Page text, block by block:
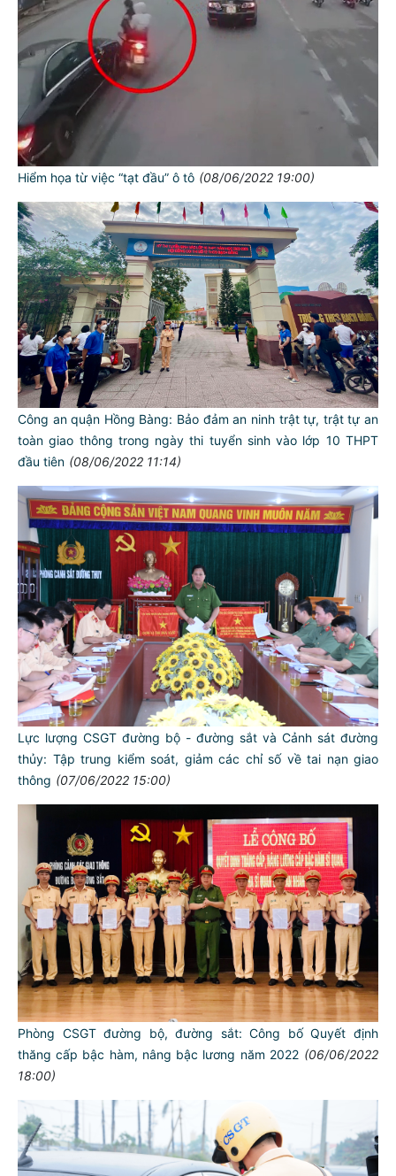
Hiểm họa từ việc “tạt đầu” ô tô (08/06/2022 19:00)
Công an quận Hồng Bàng: Bảo đảm an ninh trật tự, trật tự an
toàn giao thông trong ngày thi tuyển sinh vào lớp 10 THPT
đầu tiên (08/06/2022 11:14)
Lực lượng CSGT đường bộ - đường sắt và Cảnh sát đường
thủy: Tập trung kiểm soát, giảm các chỉ số về tai nạn giao
thông (07/06/2022 15:00)
Phòng CSGT đường bộ, đường sắt: Công bố Quyết định
thăng cấp bậc hàm, nâng bậc lương năm 2022 (06/06/2022
18:00)